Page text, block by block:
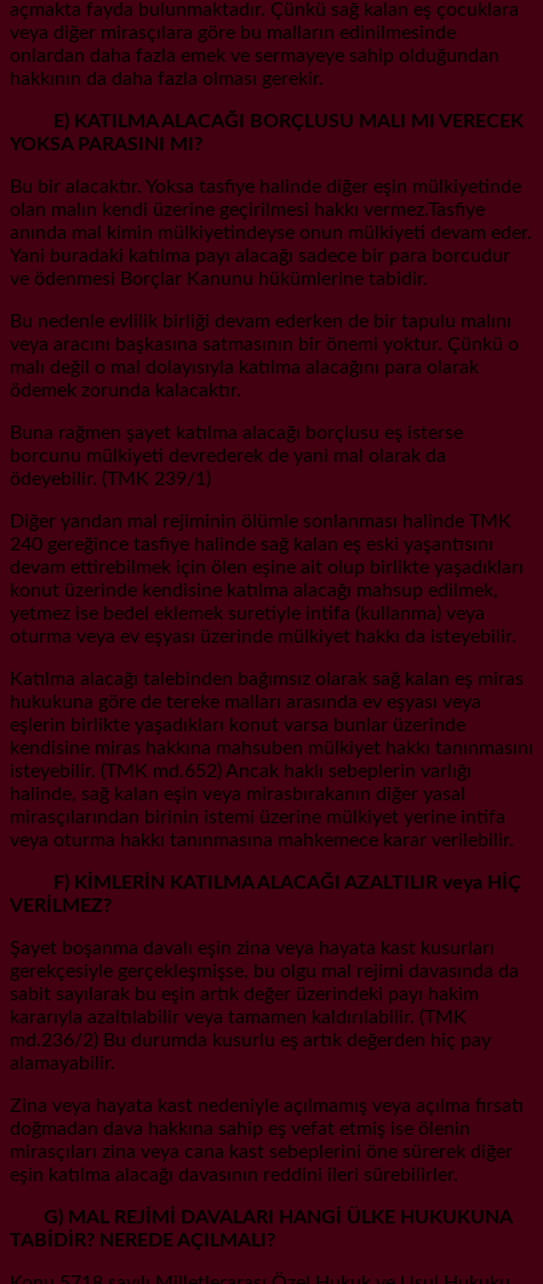
açmakta fayda bulunmaktadır. Çünkü sağ kalan eş çocuklara
veya diğer mirasçılara göre bu malların edinilmesinde
onlardan daha fazla emek ve sermayeye sahip olduğundan
hakkının da daha fazla olması gerekir.
E) KATILMA ALACAĞI BORÇLUSU MALI MI VERECEK
YOKSA PARASINI MI?
Bu bir alacaktır. Yoksa tasfiye halinde diğer eşin mülkiyetinde
olan malın kendi üzerine geçirilmesi hakkı vermez.Tasfiye
anında mal kimin mülkiyetindeyse onun mülkiyeti devam eder.
Yani buradaki katılma payı alacağı sadece bir para borcudur
ve ödenmesi Borçlar Kanunu hükümlerine tabidir.
Bu nedenle evlilik birliği devam ederken de bir tapulu malını
veya aracını başkasına satmasının bir önemi yoktur. Çünkü o
malı değil o mal dolayısıyla katılma alacağını para olarak
ödemek zorunda kalacaktır.
Buna rağmen şayet katılma alacağı borçlusu eş isterse
borcunu mülkiyeti devrederek de yani mal olarak da
ödeyebilir. (TMK 239/1)
Diğer yandan mal rejiminin ölümle sonlanması halinde TMK
240 gereğince tasfiye halinde sağ kalan eş eski yaşantısını
devam ettirebilmek için ölen eşine ait olup birlikte yaşadıkları
konut üzerinde kendisine katılma alacağı mahsup edilmek,
yetmez ise bedel eklemek suretiyle intifa (kullanma) veya
oturma veya ev eşyası üzerinde mülkiyet hakkı da isteyebilir.
Katılma alacağı talebinden bağımsız olarak sağ kalan eş miras
hukukuna göre de tereke malları arasında ev eşyası veya
eşlerin birlikte yaşadıkları konut varsa bunlar üzerinde
kendisine miras hakkına mahsuben mülkiyet hakkı tanınmasını
isteyebilir. (TMK md.652) Ancak haklı sebeplerin varlığı
halinde, sağ kalan eşin veya mirasbırakanın diğer yasal
mirasçılarından birinin istemi üzerine mülkiyet yerine intifa
veya oturma hakkı tanınmasına mahkemece karar verilebilir.
F) KİMLERİN KATILMA ALACAĞI AZALTILIR veya HİÇ
VERİLMEZ?
Şayet boşanma davalı eşin zina veya hayata kast kusurları
gerekçesiyle gerçekleşmişse, bu olgu mal rejimi davasında da
sabit sayılarak bu eşin artık değer üzerindeki payı hakim
kararıyla azaltılabilir veya tamamen kaldırılabilir. (TMK
md.236/2) Bu durumda kusurlu eş artık değerden hiç pay
alamayabilir.
Zina veya hayata kast nedeniyle açılmamış veya açılma fırsatı
doğmadan dava hakkına sahip eş vefat etmiş ise ölenin
mirasçıları zina veya cana kast sebeplerini öne sürerek diğer
eşin katılma alacağı davasının reddini ileri sürebilirler.
G) MAL REJİMİ DAVALARI HANGİ ÜLKE HUKUKUNA
TABİDİR? NEREDE AÇILMALI?